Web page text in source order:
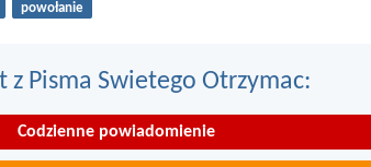
powołanie
Pisma Swietego Otrzymac:
Codzienne powiadomienie